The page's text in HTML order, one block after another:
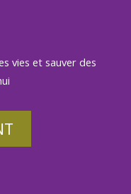
vies et sauver des